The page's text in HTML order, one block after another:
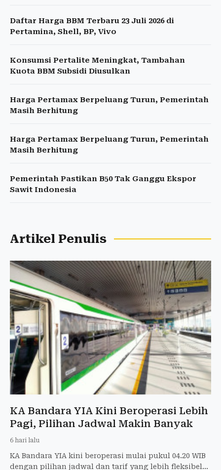
Daftar Harga BBM Terbaru 23 Juli 2026 di
Pertamina, Shell, BP, Vivo
Konsumsi Pertalite Meningkat, Tambahan
Kuota BBM Subsidi Diusulkan
Harga Pertamax Berpeluang Turun, Pemerintah
Masih Berhitung
Harga Pertamax Berpeluang Turun, Pemerintah
Masih Berhitung
Pemerintah Pastikan B50 Tak Ganggu Ekspor
Sawit Indonesia
Artikel Penulis
KA Bandara YIA Kini Beroperasi Lebih
Pagi, Pilihan Jadwal Makin Banyak
6 hari lalu
KA Bandara YIA kini beroperasi mulai pukul 04.20 WIB
dengan pilihan jadwal dan tarif yang lebih fleksibel